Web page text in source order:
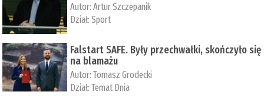
Autor:Artur Szczepanik
Dział:Sport
Falstart SAFE. Były przechwałki, skończyło się
na blamażu
Autor:Tomasz Grodecki
Dział:Temat Dnia